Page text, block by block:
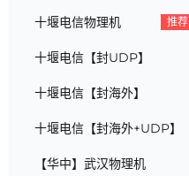
十堰电信物理机 推荐
十堰电信【封UDP】
十堰电信【封海外】
十堰电信【封海外+UDP】
【华中】武汉物理机